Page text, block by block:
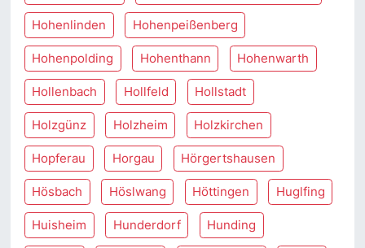
Hohenlinden Hohenpeißenberg
Hohenpolding Hohenthann Hohenwarth
Hollenbach Hollfeld Hollstadt
Holzgünz Holzheim Holzkirchen
Hopferau Horgau Hörgertshausen
Hösbach Höslwang Höttingen Huglfing
Huisheim Hunderdorf Hunding